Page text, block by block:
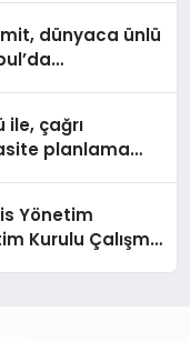
dünyaca ünlü
ile, çağrı
planlama
Yönetim
Kurulu Çalışma